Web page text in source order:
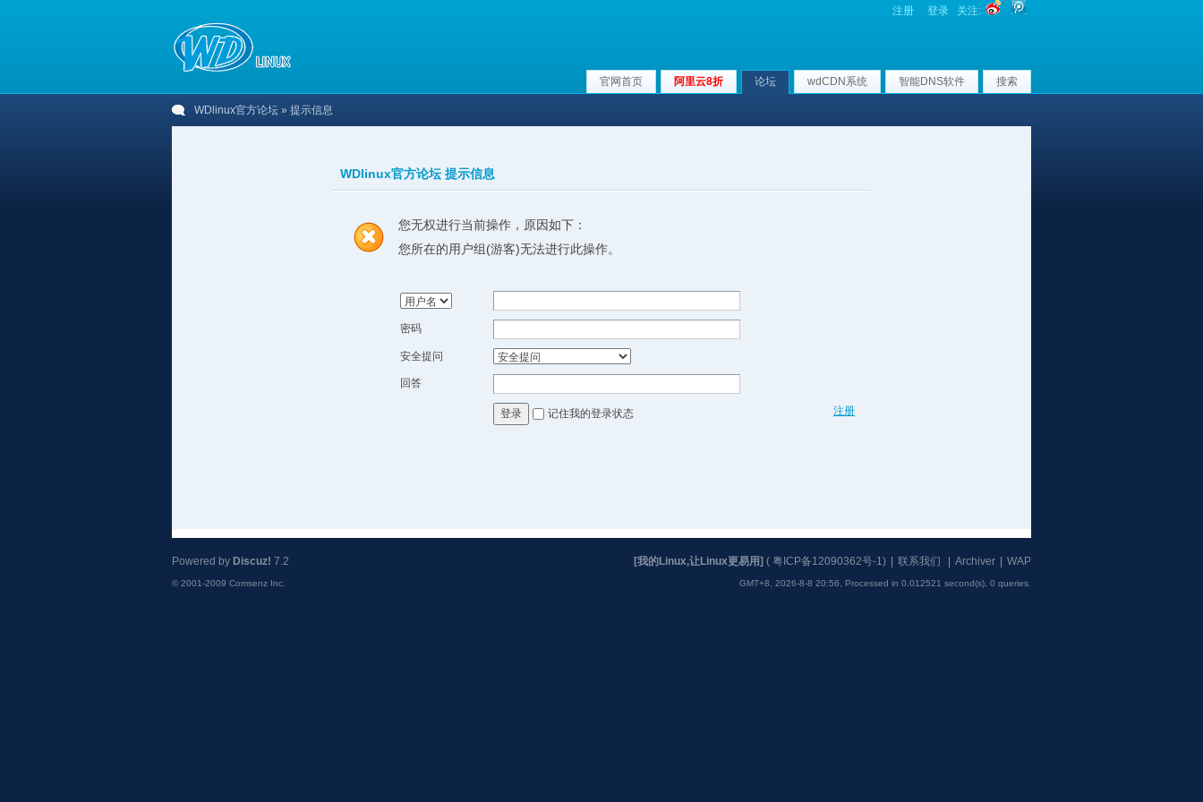
注册 登录 关注:
官网首页 阿里云8折 论坛 wdCDN系统 智能DNS软件 搜索
WDlinux官方论坛 » 提示信息
WDlinux官方论坛 提示信息
您无权进行当前操作，原因如下：
您所在的用户组(游客)无法进行此操作。
密码
安全提问
回答
注册
登录 记住我的登录状态
[我的Linux,让Linux更易用] ( 粤ICP备12090362号-1) 联系我们 Archiver WAP
GMT+8, 2026-8-8 20:56, Processed in 0.012521 second(s), 0 queries
Powered by Discuz! 7.2
© 2001-2009 Comsenz Inc.